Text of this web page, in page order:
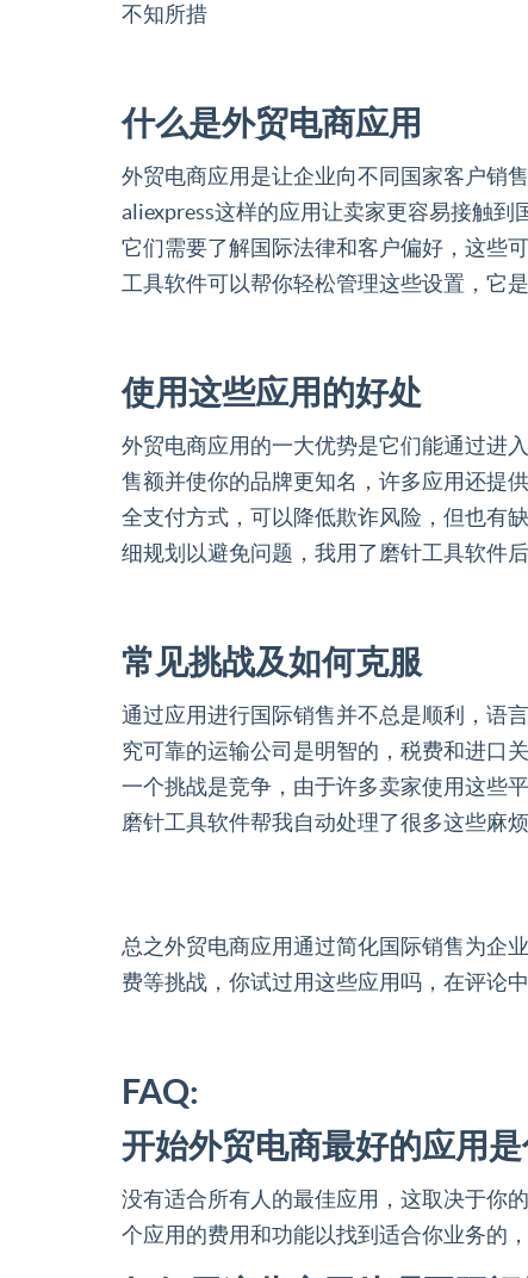
不知所措
什么是外贸电商应用
外贸电商应用是让企业向不同国家客户销
aliexpress这样的应用让卖家更容易接触
它们需要了解国际法律和客户偏好，这些
工具软件可以帮你轻松管理这些设置，它
使用这些应用的好处
外贸电商应用的一大优势是它们能通过进
售额并使你的品牌更知名，许多应用还提
全支付方式，可以降低欺诈风险，但也有
细规划以避免问题，我用了磨针工具软件
常见挑战及如何克服
通过应用进行国际销售并不总是顺利，语
究可靠的运输公司是明智的，税费和进口
一个挑战是竞争，由于许多卖家使用这些
磨针工具软件帮我自动处理了很多这些麻
总之外贸电商应用通过简化国际销售为企
费等挑战，你试过用这些应用吗，在评论
FAQ:
开始外贸电商最好的应用
没有适合所有人的最佳应用，这取决于你
个应用的费用和功能以找到适合你业务的